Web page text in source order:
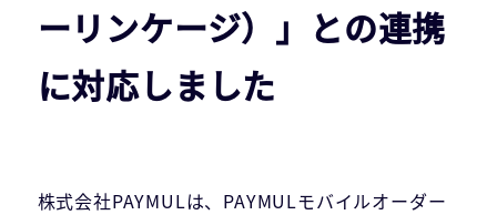
ーリンケージ）」との連携
に対応しました
株式会社PAYMULは、PAYMULモバイルオーダー